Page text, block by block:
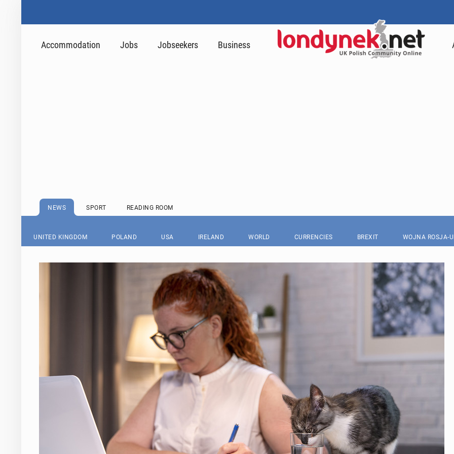
Accommodation Jobs Jobseekers Business
NEWS SPORT READING ROOM
UNITED KINGDOM POLAND USA IRELAND WORLD CURRENCIES BREXIT WOJNA ROSJA-